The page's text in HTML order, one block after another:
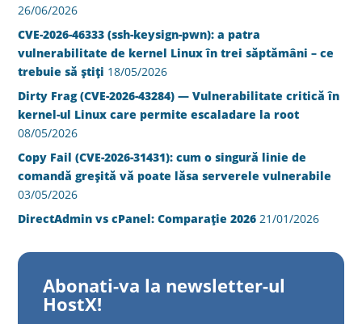
26/06/2026
CVE-2026-46333 (ssh-keysign-pwn): a patra
vulnerabilitate de kernel Linux în trei săptămâni – ce
trebuie să știți 18/05/2026
Dirty Frag (CVE-2026-43284) — Vulnerabilitate critică în
kernel-ul Linux care permite escaladare la root
08/05/2026
Copy Fail (CVE-2026-31431): cum o singură linie de
comandă greșită vă poate lăsa serverele vulnerabile
03/05/2026
DirectAdmin vs cPanel: Comparație 2026 21/01/2026
Abonati-va la newsletter-ul
HostX!